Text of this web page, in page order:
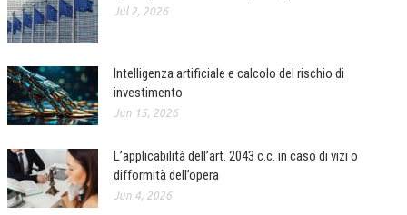
BOLLETTINO FINANZIAMENTI
DOCUMENTI
TESI DI LAUREA
MATERIALE DIDATTICO
Jul 2, 2026
Intelligenza artificiale e calcolo del rischio di
investimento
Jun 15, 2026
L’applicabilità dell’art. 2043 c.c. in caso di vizi o
difformità dell’opera
Jun 4, 2026